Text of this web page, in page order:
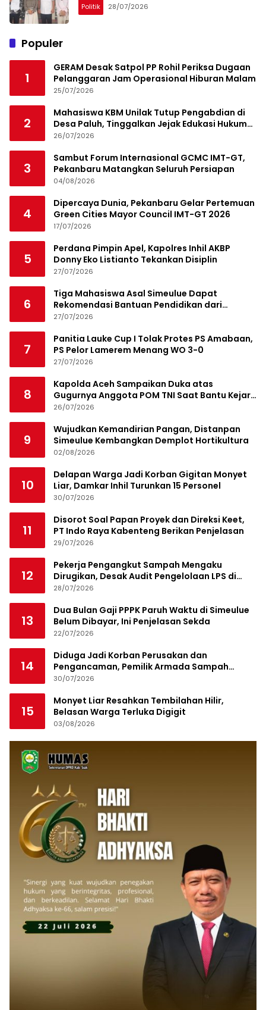
Politik 28/07/2026
Populer
1
GERAM Desak Satpol PP Rohil Periksa Dugaan
Pelanggaran Jam Operasional Hiburan Malam
25/07/2026
2
Mahasiswa KBM Unilak Tutup Pengabdian di
Desa Paluh, Tinggalkan Jejak Edukasi Hukum
dan Aksi Sosial
26/07/2026
3
Sambut Forum Internasional GCMC IMT-GT,
Pekanbaru Matangkan Seluruh Persiapan
04/08/2026
4
Dipercaya Dunia, Pekanbaru Gelar Pertemuan
Green Cities Mayor Council IMT-GT 2026
17/07/2026
5
Perdana Pimpin Apel, Kapolres Inhil AKBP
Donny Eko Listianto Tekankan Disiplin
27/07/2026
6
Tiga Mahasiswa Asal Simeulue Dapat
Rekomendasi Bantuan Pendidikan dari
Jamaluddin Idham
27/07/2026
7
Panitia Lauke Cup I Tolak Protes PS Amabaan,
PS Pelor Lamerem Menang WO 3-0
27/07/2026
8
Kapolda Aceh Sampaikan Duka atas
Gugurnya Anggota POM TNI Saat Bantu Kejar
Bandar Narkoba
26/07/2026
9
Wujudkan Kemandirian Pangan, Distanpan
Simeulue Kembangkan Demplot Hortikultura
02/08/2026
10
Delapan Warga Jadi Korban Gigitan Monyet
Liar, Damkar Inhil Turunkan 15 Personel
30/07/2026
11
Disorot Soal Papan Proyek dan Direksi Keet,
PT Indo Raya Kabenteng Berikan Penjelasan
29/07/2026
12
Pekerja Pengangkut Sampah Mengaku
Dirugikan, Desak Audit Pengelolaan LPS di
Pekanbaru
28/07/2026
13
Dua Bulan Gaji PPPK Paruh Waktu di Simeulue
Belum Dibayar, Ini Penjelasan Sekda
22/07/2026
14
Diduga Jadi Korban Perusakan dan
Pengancaman, Pemilik Armada Sampah
Siapkan Laporan Polisi
30/07/2026
15
Monyet Liar Resahkan Tembilahan Hilir,
Belasan Warga Terluka Digigit
03/08/2026